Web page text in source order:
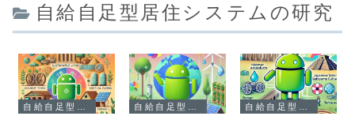
自給自足型居住システムの研究